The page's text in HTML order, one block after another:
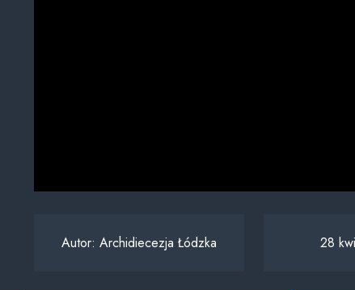
Autor: Archidiecezja Łódzka 28